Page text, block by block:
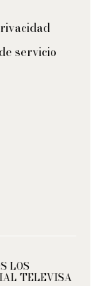
servicio
LOS
TELEVISA